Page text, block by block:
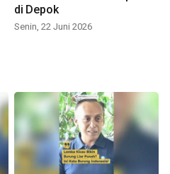
di Depok
Senin, 22 Juni 2026